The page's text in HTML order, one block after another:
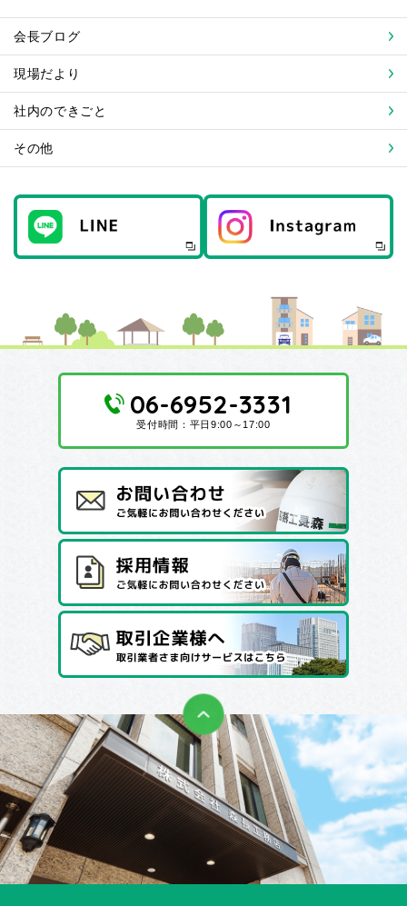
会長ブログ
現場だより
社内のできごと
その他
06-6952-3331
受付時間：平日9:00～17:00